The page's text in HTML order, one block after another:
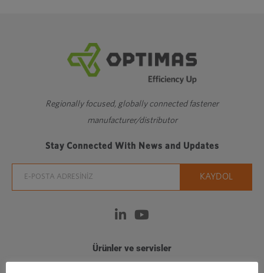
Regionally focused, globally connected fastener
manufacturer/distributor
Stay Connected With News and Updates
Ürünler ve servisler